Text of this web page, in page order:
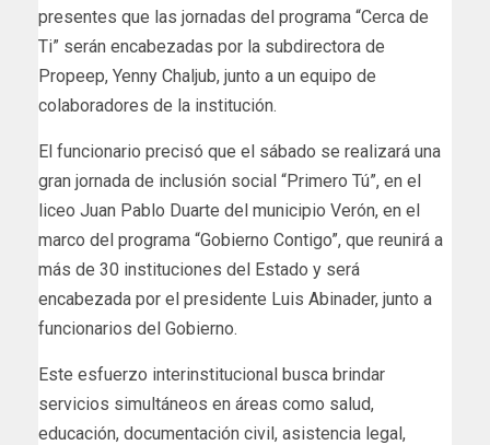
presentes que las jornadas del programa “Cerca de
Ti” serán encabezadas por la subdirectora de
Propeep, Yenny Chaljub, junto a un equipo de
colaboradores de la institución.
El funcionario precisó que el sábado se realizará una
gran jornada de inclusión social “Primero Tú”, en el
liceo Juan Pablo Duarte del municipio Verón, en el
marco del programa “Gobierno Contigo”, que reunirá a
más de 30 instituciones del Estado y será
encabezada por el presidente Luis Abinader, junto a
funcionarios del Gobierno.
Este esfuerzo interinstitucional busca brindar
servicios simultáneos en áreas como salud,
educación, documentación civil, asistencia legal,